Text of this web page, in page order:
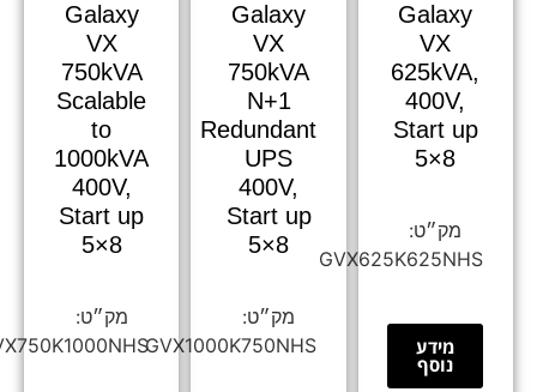
Galaxy
VX
625kVA,
400V,
Start up
5×8
GVX625K625NHS
מידע
נוסף
Galaxy
VX
750kVA
N+1
Redundant
UPS
400V,
Start up
5×8
GVX1000K750NHS
Galaxy
VX
750kVA
Scalable
1000kVA
400V,
Start up
5×8
GVX750K1000NHS